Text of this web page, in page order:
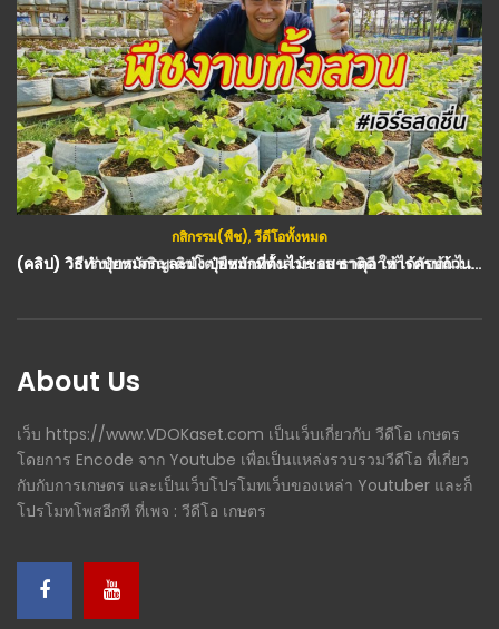
กสิกรรม(พืช),วีดีโอทั้งหมด
(คลิป) วิธีทำปุ๋ยหมักกะละมัง ปุ๋ยหมักที่ต้นไม้ชอบ ธาตุอาหารครบถ้วน กำจัดเศษอาหาร ช่วยลดโลกร้อน ประหยัด ทำได้เอง : วีดีโอ เกษตร
About Us
กับกับการเกษตร และเป็นเว็บโปรโมทเว็บของเหล่า Youtuber และก็
โปรโมทโพสอีกที ที่เพจ : วีดีโอ เกษตร
Email Subscribe
Info before Subscribe form